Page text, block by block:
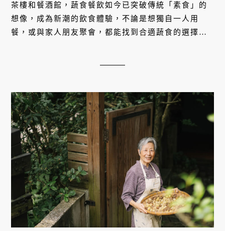
茶樓和餐酒館，蔬食餐飲如今已突破傳統「素食」的
想像，成為新潮的飲食體驗，不論是想獨自一人用
餐，或與家人朋友聚會，都能找到合適蔬食的選擇。
物，即可享以下店家優惠。